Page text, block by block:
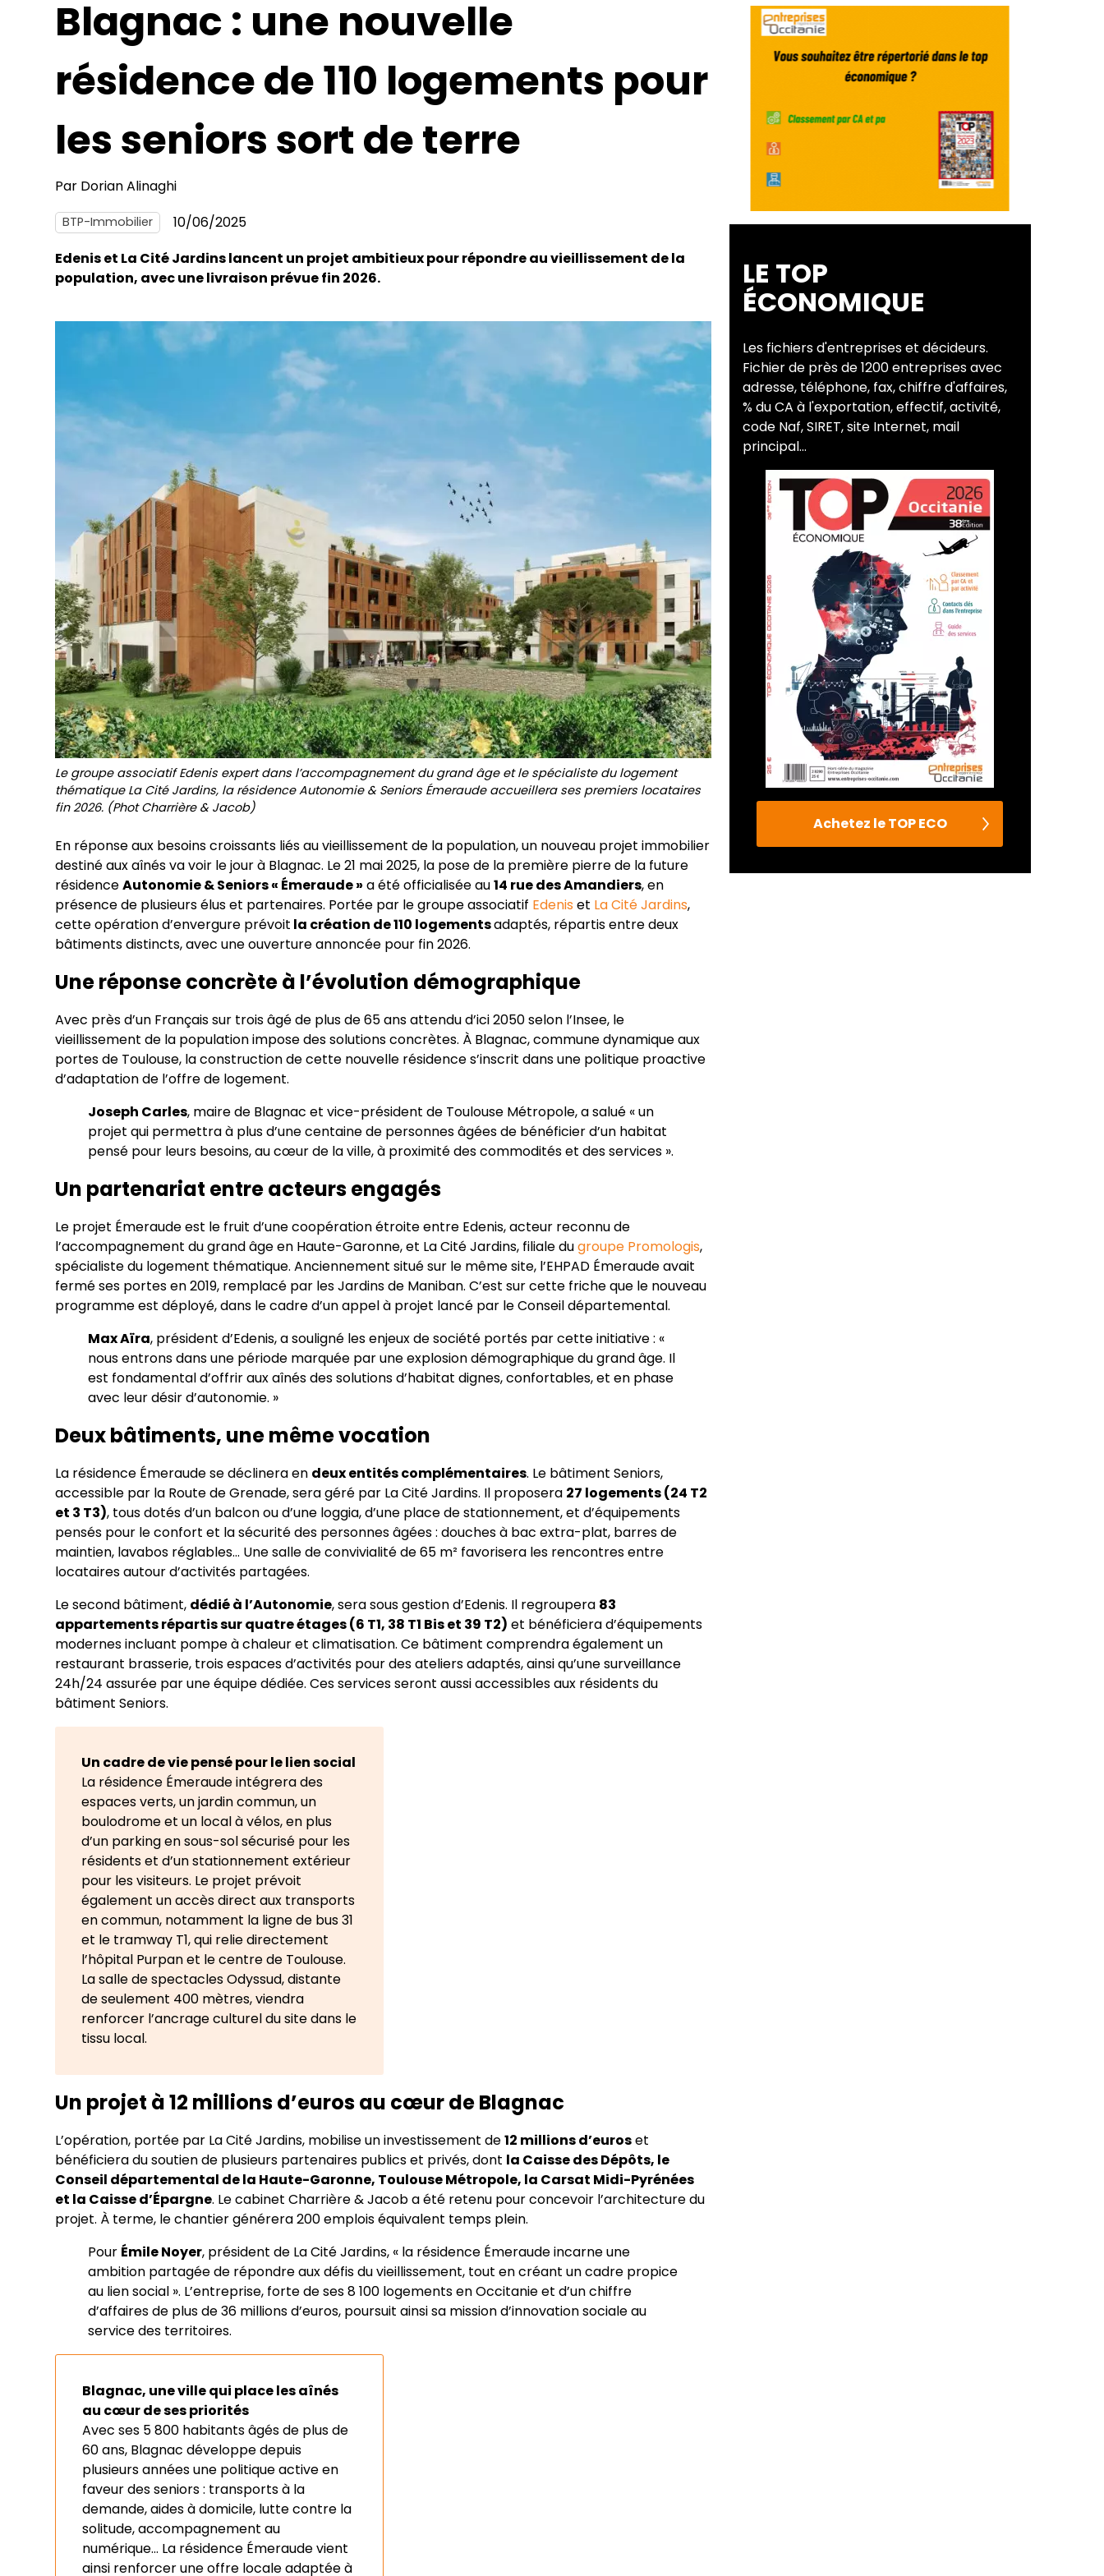
Blagnac : une nouvelle
résidence de 110 logements pour
les seniors sort de terre
Par Dorian Alinaghi
BTP-Immobilier
10/06/2025
Edenis et La Cité Jardins lancent un projet ambitieux pour répondre au vieillissement de la
population, avec une livraison prévue fin 2026.
Le groupe associatif Edenis expert dans l’accompagnement du grand âge et le spécialiste du logement
thématique La Cité Jardins, la résidence Autonomie & Seniors Émeraude accueillera ses premiers locataires
fin 2026. (Phot Charrière & Jacob)
En réponse aux besoins croissants liés au vieillissement de la population, un nouveau projet immobilier
destiné aux aînés va voir le jour à Blagnac. Le 21 mai 2025, la pose de la première pierre de la future
résidenceAutonomie & Seniors « Émeraude » a été officialisée au14 rue des Amandiers, en
présence de plusieurs élus et partenaires. Portée par le groupe associatif Edenis et La Cité Jardins,
cette opération d’envergure prévoit la création de 110 logementsadaptés, répartis entre deux
bâtiments distincts, avec une ouverture annoncée pour fin 2026.
Une réponse concrète à l’évolution démographique
Avec près d’un Français sur trois âgé de plus de 65 ans attendu d’ici 2050 selon l’Insee, le
vieillissement de la population impose des solutions concrètes. À Blagnac, commune dynamique aux
portes de Toulouse, la construction de cette nouvelle résidence s’inscrit dans une politique proactive
d’adaptation de l’offre de logement.
Joseph Carles, maire de Blagnac et vice-président de Toulouse Métropole, a salué « un
projet qui permettra à plus d’une centaine de personnes âgées de bénéficier d’un habitat
pensé pour leurs besoins, au cœur de la ville, à proximité des commodités et des services ».
Un partenariat entre acteurs engagés
Le projet Émeraude est le fruit d’une coopération étroite entre Edenis, acteur reconnu de
l’accompagnement du grand âge en Haute-Garonne, et La Cité Jardins, filiale dugroupe Promologis,
spécialiste du logement thématique. Anciennement situé sur le même site, l’EHPAD Émeraude avait
fermé ses portes en 2019, remplacé par les Jardins de Maniban. C’est sur cette friche que le nouveau
programme est déployé, dans le cadre d’un appel à projet lancé par le Conseil départemental.
Max Aïra, président d’Edenis, a souligné les enjeux de société portés par cette initiative : «
nous entrons dans une période marquée par une explosion démographique du grand âge. Il
est fondamental d’offrir aux aînés des solutions d’habitat dignes, confortables, et en phase
avec leur désir d’autonomie. »
Deux bâtiments, une même vocation
La résidence Émeraude se déclinera en deux entités complémentaires. Le bâtiment Seniors,
accessible par la Route de Grenade, sera géré par La Cité Jardins. Il proposera 27 logements (24 T2
et 3 T3), tous dotés d’un balcon ou d’une loggia, d’une place de stationnement, et d’équipements
pensés pour le confort et la sécurité des personnes âgées : douches à bac extra-plat, barres de
maintien, lavabos réglables... Une salle de convivialité de 65 m² favorisera les rencontres entre
locataires autour d’activités partagées.
Le second bâtiment, dédié à l’Autonomie, sera sous gestion d’Edenis. Il regroupera 83
appartements répartis sur quatre étages (6 T1, 38 T1 Bis et 39 T2) et bénéficiera d’équipements
modernes incluant pompe à chaleur et climatisation. Ce bâtiment comprendra également un
restaurant brasserie, trois espaces d’activités pour des ateliers adaptés, ainsi qu’une surveillance
24h/24 assurée par une équipe dédiée. Ces services seront aussi accessibles aux résidents du
bâtiment Seniors.
Un cadre de vie pensé pour le lien social
La résidence Émeraude intégrera des
espaces verts, un jardin commun, un
boulodrome et un local à vélos, en plus
d’un parking en sous-sol sécurisé pour les
résidents et d’un stationnement extérieur
pour les visiteurs. Le projet prévoit
également un accès direct aux transports
en commun, notamment la ligne de bus 31
et le tramway T1, qui relie directement
l’hôpital Purpan et le centre de Toulouse.
La salle de spectacles Odyssud, distante
de seulement 400 mètres, viendra
renforcer l’ancrage culturel du site dans le
tissu local.
Un projet à 12 millions d’euros au cœur de Blagnac
L’opération, portée par La Cité Jardins, mobilise un investissement de12 millions d’euroset
bénéficiera du soutien de plusieurs partenaires publics et privés, dont la Caisse des Dépôts, le
Conseil départemental de la Haute-Garonne, Toulouse Métropole, la Carsat Midi-Pyrénées
et la Caisse d’Épargne. Le cabinet Charrière & Jacob a été retenu pour concevoir l’architecture du
projet. À terme, le chantier générera 200 emplois équivalent temps plein.
Pour Émile Noyer, président de La Cité Jardins, « la résidence Émeraude incarne une
ambition partagée de répondre aux défis du vieillissement, tout en créant un cadre propice
au lien social ». L’entreprise, forte de ses 8 100 logements en Occitanie et d’un chiffre
d’affaires de plus de 36 millions d’euros, poursuit ainsi sa mission d’innovation sociale au
service des territoires.
Blagnac, une ville qui place les aînés
au cœur de ses priorités
Avec ses 5 800 habitants âgés de plus de
60 ans, Blagnac développe depuis
plusieurs années une politique active en
faveur des seniors : transports à la
demande, aides à domicile, lutte contre la
solitude, accompagnement au
numérique… La résidence Émeraude vient
ainsi renforcer une offre locale adaptée à
LE TOP
ÉCONOMIQUE
Les fichiers d'entreprises et décideurs.
Fichier de près de 1200 entreprises avec
adresse, téléphone, fax, chiffre d'affaires,
% du CA à l'exportation, effectif, activité,
code Naf, SIRET, site Internet, mail
principal...
Achetez le TOP ECO